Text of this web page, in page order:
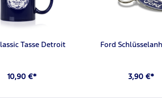
Tasse Detroit
10,90 €*
Ford
3,90 €*